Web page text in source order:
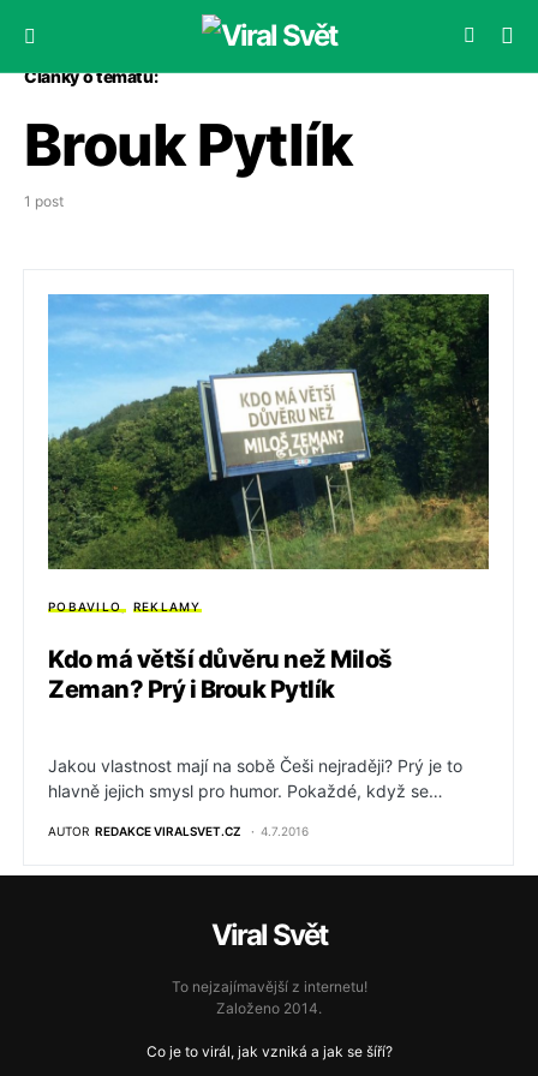
Články o tématu:
Brouk Pytlík
1 post
POBAVILO REKLAMY
Kdo má větší důvěru než Miloš
Zeman? Prý i Brouk Pytlík
Jakou vlastnost mají na sobě Češi nejraději? Prý je to
hlavně jejich smysl pro humor. Pokaždé, když se…
AUTOR REDAKCE VIRALSVET.CZ 4.7.2016
Viral Svět
To nejzajímavější z internetu!
Založeno 2014.
Co je to virál, jak vzniká a jak se šíří?